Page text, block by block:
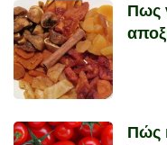
Πως
Πώς